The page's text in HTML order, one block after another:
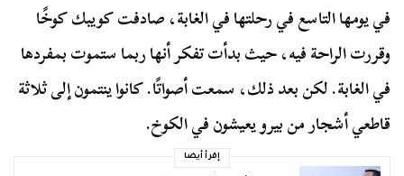
في يومها التاسع في رحلتها في الغابة، صادفت كويبك كوخًا
وقررت الراحة فيه، حيث بدأت تفكر أنها ربما ستموت بمفردها
في الغابة. لكن بعد ذلك، سمعت أصواتًا. كانوا ينتمون إلى ثلاثة
قاطعي أشجار من بيرو يعيشون في الكوخ.
إقرأ أيضا